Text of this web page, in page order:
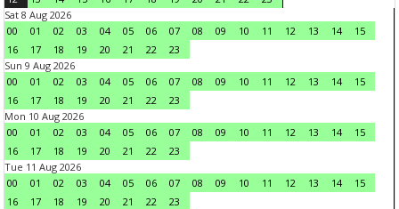
Sat 8 Aug 2026
00
01 02 03 04 05 06 07 08 09 10 11 12 13 14
15
16
17 18 19 20 21 22
23
Sun 9 Aug 2026
00
01 02 03 04 05 06 07 08 09 10 11 12 13 14
15
16
17 18 19 20 21 22
23
Mon 10 Aug 2026
00
01 02 03 04 05 06 07 08 09 10 11 12 13 14
15
16
17 18 19 20 21 22
23
Tue 11 Aug 2026
00
01 02 03 04 05 06 07 08 09 10 11 12 13 14
15
16
17 18 19 20 21 22
23